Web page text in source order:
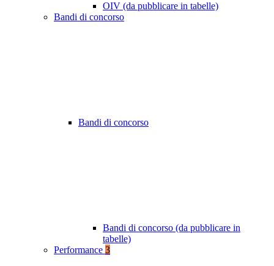
OIV (da pubblicare in tabelle)
Bandi di concorso
Bandi di concorso
Bandi di concorso (da pubblicare in
tabelle)
Performance 3